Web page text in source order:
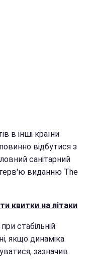
в інші країни
відбутися з
санітарний
виданню The
квитки на літаки
стабільній
якщо динаміка
зазначив